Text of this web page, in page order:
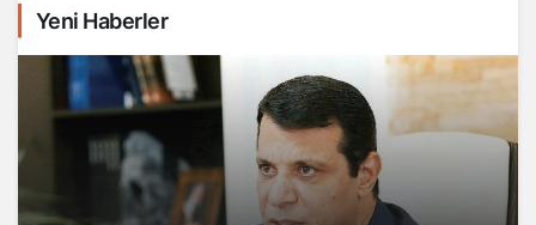
Yeni Haberler